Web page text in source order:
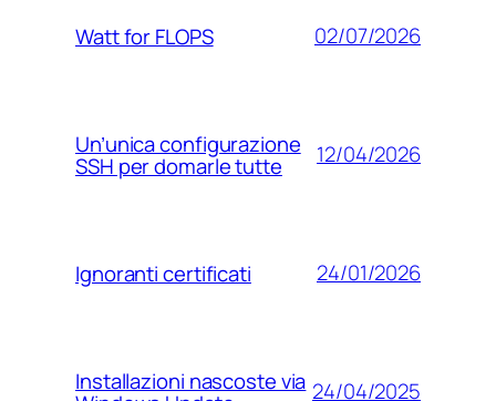
Watt for FLOPS 02/07/2026
Un’unica configurazione
SSH per domarle tutte 12/04/2026
Ignoranti certificati 24/01/2026
Installazioni nascoste via 24/04/2025